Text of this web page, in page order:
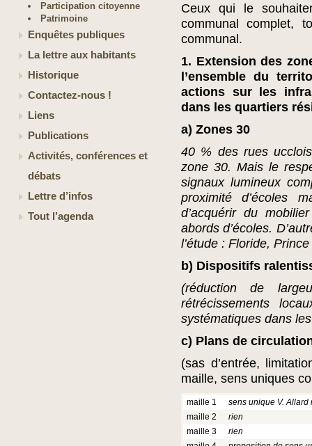
Participation citoyenne
Patrimoine
Enquêtes publiques
La lettre aux habitants
Historique
Contactez-nous !
Liens
Publications
Activités, conférences et
débats
Lettre d’infos
Tout l’agenda
Ceux qui le
communal complet,
communal.
1. Extension des
l’ensemble du
actions sur les
dans les quartiers
a) Zones 30
40 % des rues
zone 30. Mais le
signaux lumineux
proximité d’écoles
d’acquérir du
abords d’écoles.
l’étude : Floride, Prince
b) Dispositifs
(réduction de
rétrécissements
systématiques dans
c) Plans de
(sas d’entrée,
maille, sens uniques
maille 1
sens unique V. Allard
maille 2
rien
maille 3
rien